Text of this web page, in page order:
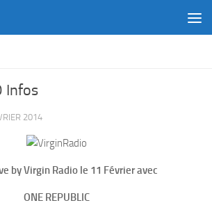
Infos
2014
by Virgin Radio le 11 Février avec
ONE REPUBLIC